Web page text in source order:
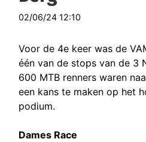
02/06/24 12:10
Voor de 4e keer was de
één van de stops van de 3
600 MTB renners waren
een kans te maken op het
podium.
Dames Race